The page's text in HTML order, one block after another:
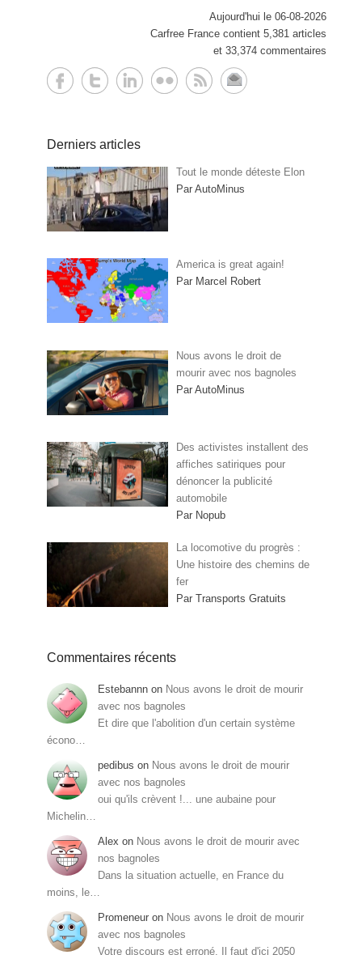
Aujourd'hui le 06-08-2026
Carfree France contient 5,381 articles
et 33,374 commentaires
Derniers articles
Tout le monde déteste Elon
Par AutoMinus
America is great again!
Par Marcel Robert
Nous avons le droit de
mourir avec nos bagnoles
Par AutoMinus
Des activistes installent des
affiches satiriques pour
dénoncer la publicité
automobile
Par Nopub
La locomotive du progrès :
Une histoire des chemins de
fer
Par Transports Gratuits
Commentaires récents
Estebannn on Nous avons le droit de mourir
avec nos bagnoles
Et dire que l'abolition d'un certain système
écono…
pedibus on Nous avons le droit de mourir
avec nos bagnoles
oui qu'ils crèvent !... une aubaine pour
Michelin…
Alex on Nous avons le droit de mourir avec
nos bagnoles
Dans la situation actuelle, en France du
moins, le…
Promeneur on Nous avons le droit de mourir
avec nos bagnoles
Votre discours est erroné. Il faut d'ici 2050